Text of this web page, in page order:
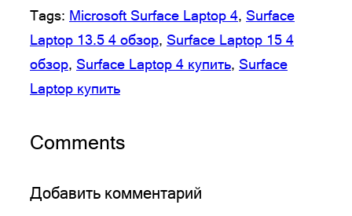
Tags: Microsoft Surface Laptop 4, Surface
Laptop 13.5 4 обзор, Surface Laptop 15 4
обзор, Surface Laptop 4 купить, Surface
Laptop купить
Comments
Добавить комментарий